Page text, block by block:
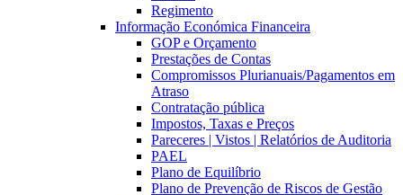
Regimento
Informação Económica Financeira
GOP e Orçamento
Prestações de Contas
Compromissos Plurianuais/Pagamentos em
Atraso
Contratação pública
Impostos, Taxas e Preços
Pareceres | Vistos | Relatórios de Auditoria
PAEL
Plano de Equilíbrio
Plano de Prevenção de Riscos de Gestão